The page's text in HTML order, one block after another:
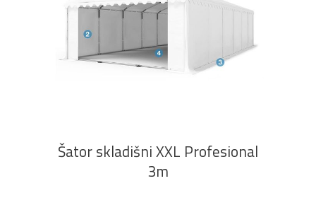
Šator skladišni XXL Profesional
3m